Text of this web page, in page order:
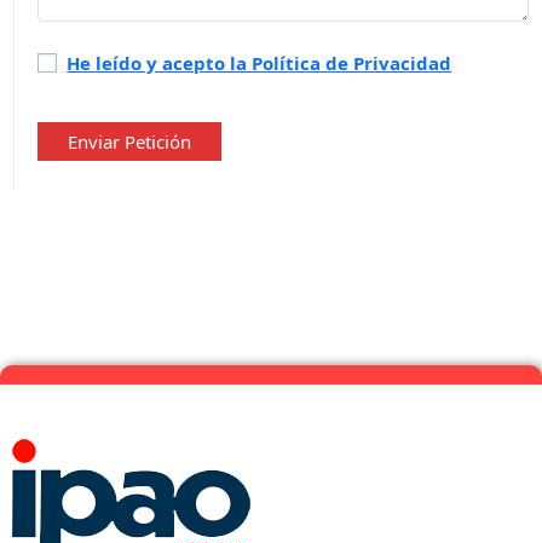
Política
privacidad*
He leído y acepto la Política de Privacidad
Enviar Petición